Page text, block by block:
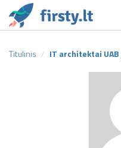
Titulinis IT architektai UAB